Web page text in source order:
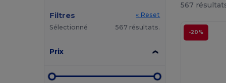
Filtres
« Reset
Sélectionné
567 résultats.
Prix
567
-20%